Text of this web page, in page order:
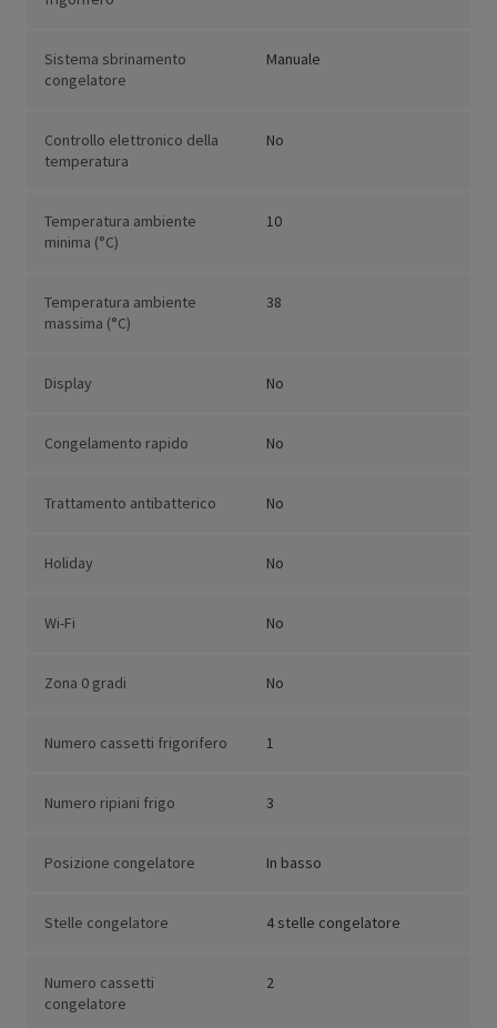
Sistema sbrinamento
congelatore
Manuale
Controllo elettronico della
temperatura
No
Temperatura ambiente
minima (°C)
10
Temperatura ambiente
massima (°C)
38
Display No
Congelamento rapido No
Trattamento antibatterico No
Holiday No
Wi-Fi No
Zona 0 gradi No
Numero cassetti frigorifero 1
Numero ripiani frigo 3
Posizione congelatore In basso
Stelle congelatore 4 stelle congelatore
Numero cassetti
congelatore
2